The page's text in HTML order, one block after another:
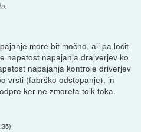
more bit močno, ali pa ločit
napetost napajanja drajverjev ko
napajanja kontrole driverjev
vrsti (fabrško odstopanje), in
ker ne zmoreta tolk toka.
)